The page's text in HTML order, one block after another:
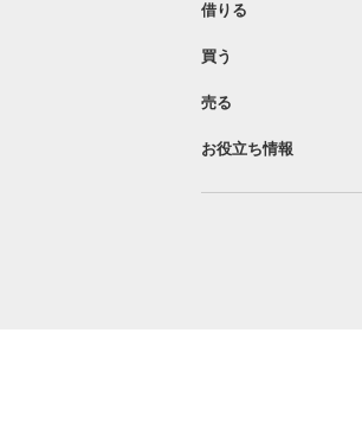
借りる
買う
売る
お役立ち情報